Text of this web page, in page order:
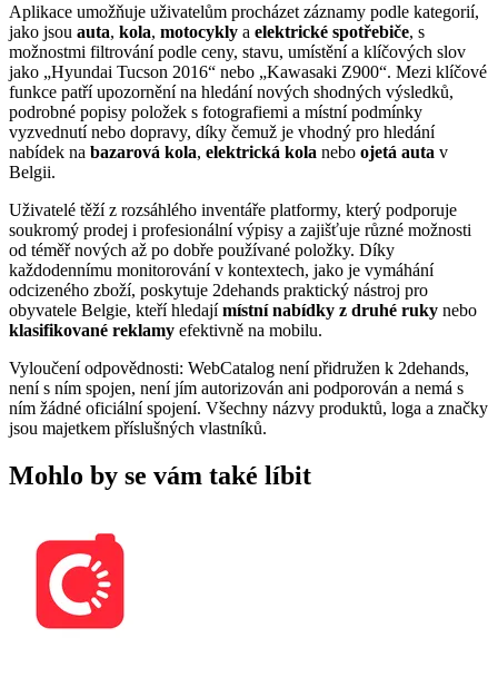
Aplikace umožňuje uživatelům procházet záznamy podle kategorií,
jako jsou auta, kola, motocykly a elektrické spotřebiče, s
možnostmi filtrování podle ceny, stavu, umístění a klíčových slov
jako „Hyundai Tucson 2016“ nebo „Kawasaki Z900“. Mezi klíčové
funkce patří upozornění na hledání nových shodných výsledků,
podrobné popisy položek s fotografiemi a místní podmínky
vyzvednutí nebo dopravy, díky čemuž je vhodný pro hledání
nabídek na bazarová kola, elektrická kola nebo ojetá auta v
Belgii.
Uživatelé těží z rozsáhlého inventáře platformy, který podporuje
soukromý prodej i profesionální výpisy a zajišťuje různé možnosti
od téměř nových až po dobře používané položky. Díky
každodennímu monitorování v kontextech, jako je vymáhání
odcizeného zboží, poskytuje 2dehands praktický nástroj pro
obyvatele Belgie, kteří hledajímístní nabídky z druhé ruky nebo
klasifikované reklamy efektivně na mobilu.
Vyloučení odpovědnosti: WebCatalog není přidružen k 2dehands,
není s ním spojen, není jím autorizován ani podporován a nemá s
ním žádné oficiální spojení. Všechny názvy produktů, loga a značky
jsou majetkem příslušných vlastníků.
Mohlo by se vám také líbit